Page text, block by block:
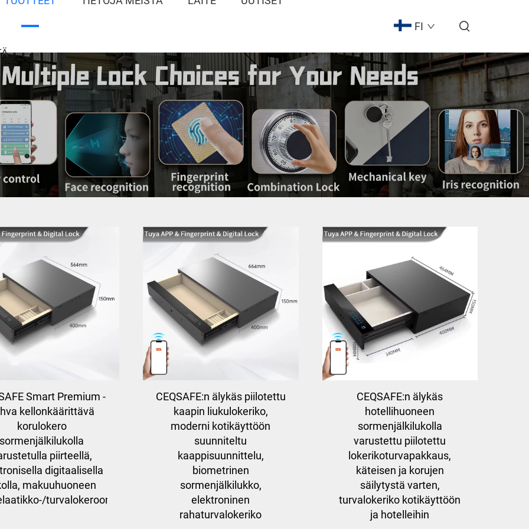
FI
Smart Premium -
kellonkäärittävä
korulokero
sormenjälkilukolla
piirteellä,
digitaalisella
makuuhuoneen
turvalokeroon
CEQSAFE:n älykäs piilotettu
kaapin liukulokeriko,
moderni kotikäyttöön
suunniteltu
kaappisuunnittelu,
biometrinen
sormenjälkilukko,
elektroninen
rahaturvalokeriko
CEQSAFE:n älykäs
hotellihuoneen
sormenjälkilukolla
varustettu piilotettu
lokerikoturvapakkaus,
käteisen ja korujen
säilytystä varten,
turvalokeriko kotikäyttöön
ja hotelleihin